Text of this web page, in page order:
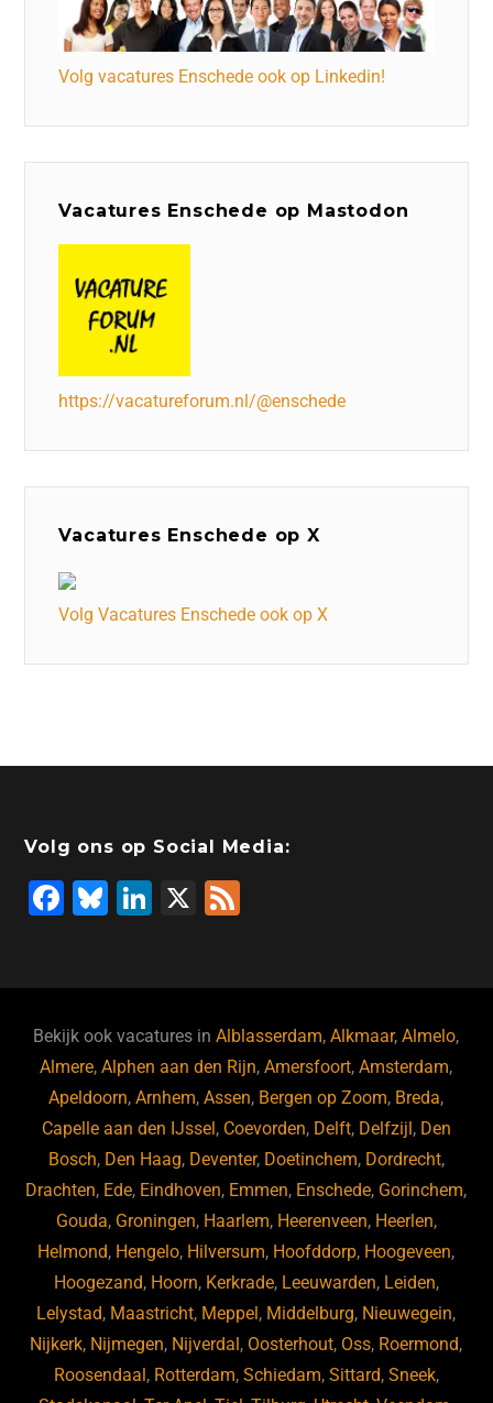
Volg vacatures Enschede ook op Linkedin!
Vacatures Enschede op Mastodon
https://vacatureforum.nl/@enschede
Vacatures Enschede op X
Volg Vacatures Enschede ook op X
Volg ons op Social Media:
F
b
o
o
k
Bl
ky
Li
dI
n
X
Bekijk ook vacatures inAlblasserdam,Alkmaar,Almelo,
Almere,Alphen aan den Rijn,Amersfoort,Amsterdam,
Apeldoorn,Arnhem,Assen, Bergen op Zoom, Breda,
Capelle aan den IJssel, Coevorden, Delft, Delfzijl, Den
Bosch, Den Haag, Deventer, Doetinchem, Dordrecht,
Drachten, Ede, Eindhoven, Emmen, Enschede, Gorinchem,
Gouda, Groningen, Haarlem, Heerenveen, Heerlen,
Helmond, Hengelo, Hilversum, Hoofddorp, Hoogeveen,
Hoogezand, Hoorn, Kerkrade, Leeuwarden, Leiden,
Lelystad, Maastricht, Meppel, Middelburg, Nieuwegein,
Nijkerk, Nijmegen, Nijverdal, Oosterhout, Oss, Roermond,
Roosendaal, Rotterdam, Schiedam, Sittard, Sneek,